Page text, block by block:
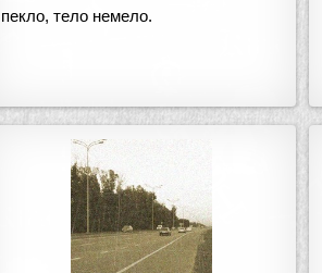
пекло, тело немело.